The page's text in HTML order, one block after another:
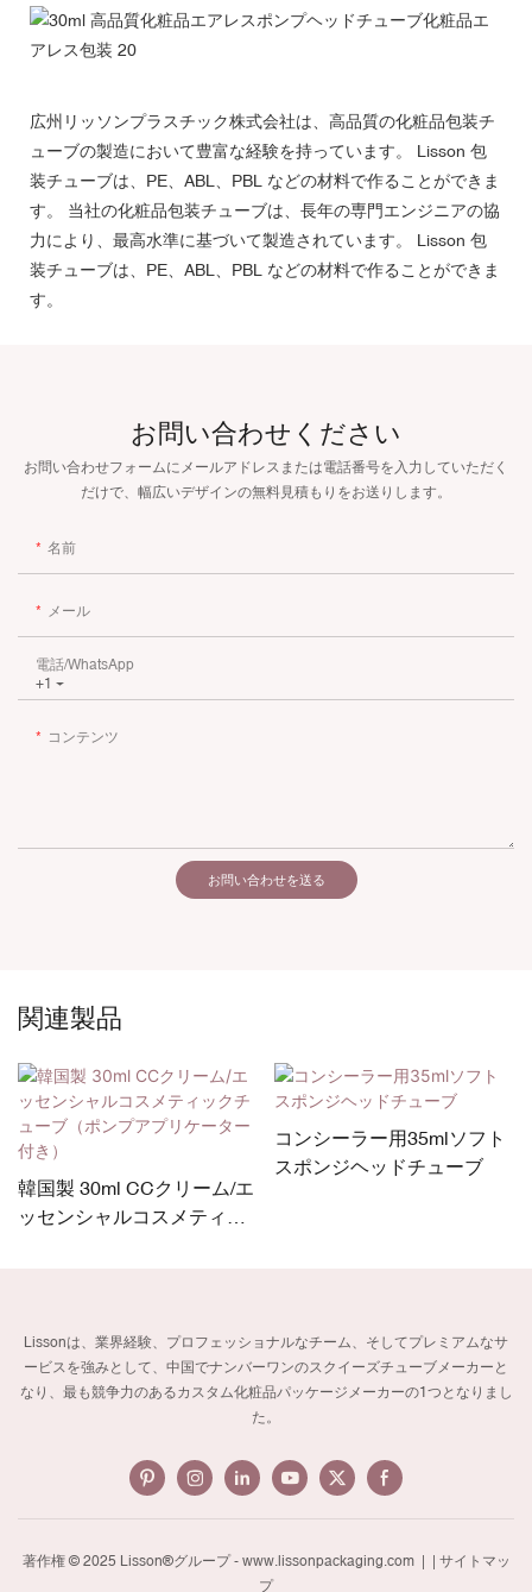
広州リッソンプラスチック株式会社は、高品質の化粧品包装チ
ューブの製造において豊富な経験を持っています。 Lisson 包
装チューブは、PE、ABL、PBL などの材料で作ることができま
す。 当社の化粧品包装チューブは、長年の専門エンジニアの協
力により、最高水準に基づいて製造されています。 Lisson 包
装チューブは、PE、ABL、PBL などの材料で作ることができま
す。
お問い合わせください
お問い合わせフォームにメールアドレスまたは電話番号を入力していただく
だけで、幅広いデザインの無料見積もりをお送りします。
名前
メール
+1
電話/WhatsApp
コンテンツ
お問い合わせを送る
関連製品
韓国製 30ml CCクリーム/エ
ッセンシャルコスメティッ
コンシーラー用35mlソフト
スポンジヘッドチューブ
Lissonは、業界経験、プロフェッショナルなチーム、そしてプレミアムなサ
ービスを強みとして、中国でナンバーワンのスクイーズチューブメーカーと
なり、最も競争力のあるカスタム化粧品パッケージメーカーの1つとなりまし
た。
著作権 © 2025 Lisson®グループ - www.lissonpackaging.com
| サイトマッ
プ